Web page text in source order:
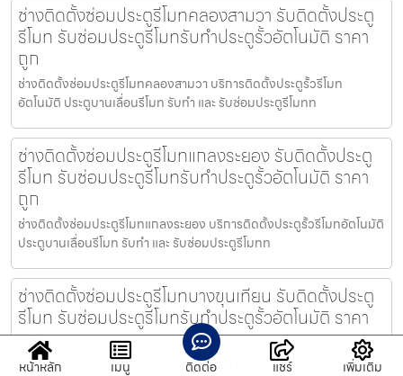
ช่างติดตั้งซ่อมประตูรีโมทคลองสามวา รับติดตั้งประตู
รีโมท รับซ่อมประตูรีโมทรับทำประตูรั้วอัตโนมัติ ราคา
ถูก
ช่างติดตั้งซ่อมประตูรีโมทคลองสามวา บริการติดตั้งประตูรั้วรีโมท
อัตโนมัติ ประตูบานเลื่อนรีโมท รับทำ และ รับซ่อมประตูรีโมทท
ช่างติดตั้งซ่อมประตูรีโมทแกลงระยอง รับติดตั้งประตู
รีโมท รับซ่อมประตูรีโมทรับทำประตูรั้วอัตโนมัติ ราคา
ถูก
ช่างติดตั้งซ่อมประตูรีโมทแกลงระยอง บริการติดตั้งประตูรั้วรีโมทอัตโนมัติ
ประตูบานเลื่อนรีโมท รับทำ และ รับซ่อมประตูรีโมทท
ช่างติดตั้งซ่อมประตูรีโมทบางขุนเทียน รับติดตั้งประตู
รีโมท รับซ่อมประตูรีโมทรับทำประตูรั้วอัตโนมัติ ราคา
ถูก
ช่างติดตั้งซ่อมประตูรีโมทบางขุนเทียน บริการติดตั้งประตูรั้วรีโมท
หน้าหลัก เมนู ติดต่อ แชร์ เพิ่มเติม